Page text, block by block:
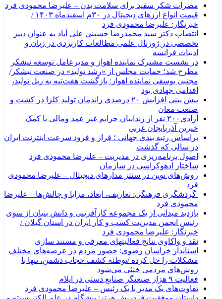
مضرات شکر سفید برای سلامت بدن – علیرضا محمودی فرد
قیمت انواع ارزهای دیجیتال در ۳۰م اسفندماه ۱۴۰۳ /
خبرنگار: علیرضا محمودی فرد
انتصاب دکتر سید محمدرضا حسینی علی آباد به عنوان دبیر
تخصصی در ژورنال علمی مطالعات کاربردی در زبان و
ادبیات فرانسه
در نشست مشترک نماینده اهواز و مدیرعامل توسعه نیشکر
مطرح شد؛ حمایت مجلس از «رشد تولید» در صنعت نیشکر/
مجتبی یوسفی نماینده اهواز: بازگشت هفت‌تپه به ریل تولید،
اقدامی جهادی بود
پیش بینی افزایش ۲۰ درصدی راندمان تولید کلزا در کشت و
صنعت مغان
آزادی۲۰۰ نفر از زندانیان جرایم غیر عمد ومالی با کمک
خیرین آذربایجان غربی
براساس رتبه بندی جهانی ؛ فراز و فرود سرعت اینترنت ایران
در سالی که گذشت
اصول برنامه‌ریزی در مدیریت – علیرضا محمودی فرد
ساختار ادهوکراسی در سازمان
روش‌های نوین در سنتز مدارهای دیجیتال – علیرضا محمودی
فرد
گردشگری فرهنگی: تعاریف، ابعاد، مزایا و چالش‌ها – علیرضا
محمودی فرد
بازدید میدانی از یک مجموعه کارآفرینی و دانش بنیان از سوی
رئیس انجمن مدیریت کسب و کار ایران در استان گیلان /
خبرنگار: علیرضا محمودی فرد
نقد و واکاوی نتایج فعالیتهای معرفی و مستند سازی
استاندار خراسان رضوی: حضور مردم در عرصه‌های مختلف
مشکلات را حل کرده /توطئه کشف حجاب دشمن، تنها با
روش‌های مردمی خنثی می‌شود
فعالیت ۹ هزار صنعتگر صنایع دستی در ایلام
تفاوت‌های یک مدیر با یک رئیس – علیرضا محمودی فرد